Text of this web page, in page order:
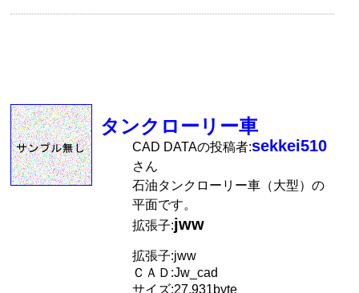
タンクローリー車
CAD DATAの投稿者:sekkei510
さん
石油タンクローリー車（大型）の
平面です。
拡張子:jww
拡張子:jww
ＣＡＤ:Jw_cad
サイズ:27,931byte